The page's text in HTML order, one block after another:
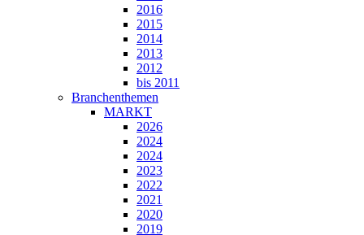
2016
2015
2014
2013
2012
bis 2011
Branchenthemen
MARKT
2026
2024
2024
2023
2022
2021
2020
2019